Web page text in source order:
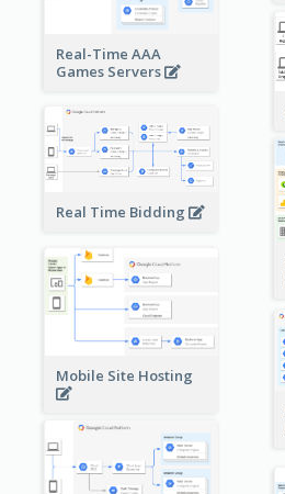
Real-Time AAA
Games Servers
Real Time Bidding
Mobile Site Hosting